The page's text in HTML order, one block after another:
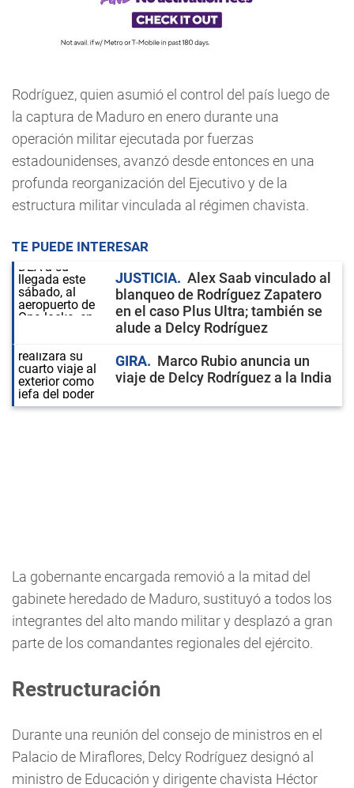
Rodríguez, quien asumió el control del país luego de
la captura de Maduro en enero durante una
operación militar ejecutada por fuerzas
estadounidenses, avanzó desde entonces en una
profunda reorganización del Ejecutivo y de la
estructura militar vinculada al régimen chavista.
TE PUEDE INTERESAR
JUSTICIA
Alex Saab vinculado al
blanqueo de Rodríguez Zapatero
en el caso Plus Ultra; también se
alude a Delcy Rodríguez
GIRA
Marco Rubio anuncia un
viaje de Delcy Rodríguez a la India
La gobernante encargada removió a la mitad del
gabinete heredado de Maduro, sustituyó a todos los
integrantes del alto mando militar y desplazó a gran
parte de los comandantes regionales del ejército.
Restructuración
Durante una reunión del consejo de ministros en el
Palacio de Miraflores, Delcy Rodríguez designó al
ministro de Educación y dirigente chavista Héctor